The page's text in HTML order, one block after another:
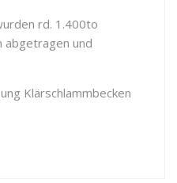
rd. 1.400to
abgetragen und
Klärschlammbecken